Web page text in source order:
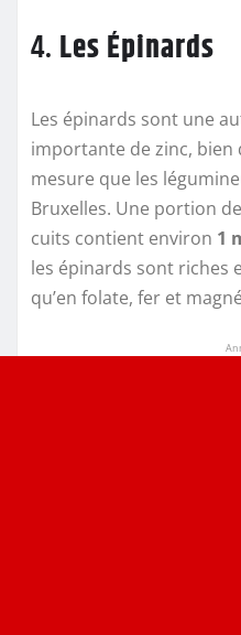
4. Les Épinards
Les épinards sont une
importante de zinc,
mesure que les
Bruxelles. Une portion
cuits contient environ 1
les épinards sont riches
qu’en folate, fer et